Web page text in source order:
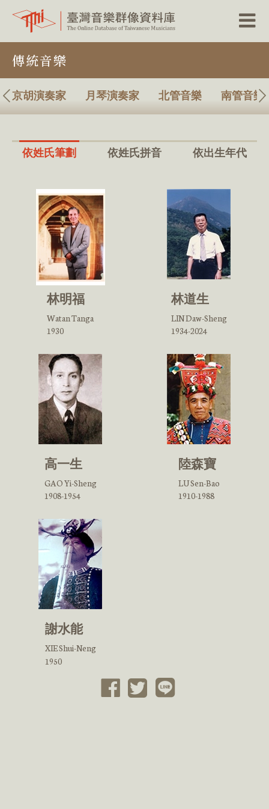
要
內
容
區
傳統音樂
京胡演奏家 月琴演奏家 北管音樂 南管音樂
依姓氏筆劃 依姓氏拼音 依出生年代
林明福
Watan Tanga
1930
林道生
LIN Daw-Sheng
1934-2024
高一生
GAO Yi-Sheng
1908-1954
陸森寶
LU Sen-Bao
1910-1988
謝水能
XIE Shui-Neng
1950